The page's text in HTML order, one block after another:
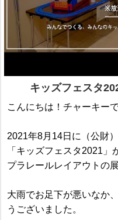
キッズフェスタ
こんにちは！チャーキー
2021年8月14日に（公財
「キッズフェスタ2021」
プラレールレイアウトの
大雨でお足下が悪いなか
うございました。